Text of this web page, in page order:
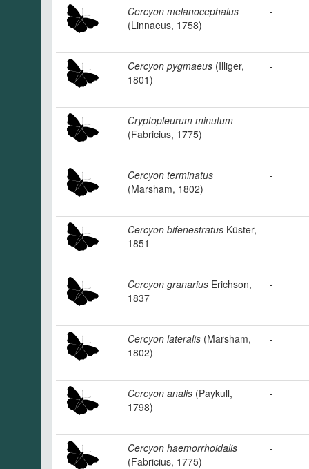
Cercyon melanocephalus
(Linnaeus, 1758)
-
Cercyon pygmaeus (Illiger,
1801)
-
Cryptopleurum minutum
(Fabricius, 1775)
-
Cercyon terminatus
(Marsham, 1802)
-
Cercyon bifenestratus Küster,
1851
-
Cercyon granarius Erichson,
1837
-
Cercyon lateralis (Marsham,
1802)
-
Cercyon analis (Paykull,
1798)
-
Cercyon haemorrhoidalis
(Fabricius, 1775)
-